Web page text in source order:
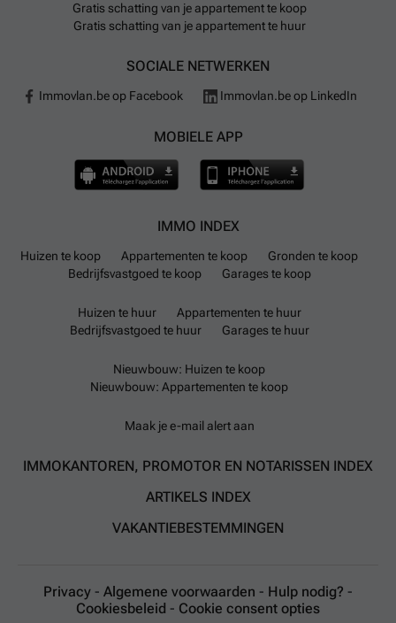
Gratis schatting van je appartement te koop
Gratis schatting van je appartement te huur
SOCIALE NETWERKEN
Immovlan.be op Facebook Immovlan.be op LinkedIn
MOBIELE APP
IMMO INDEX
Huizen te koop Appartementen te koop
Gronden te koop
Bedrijfsvastgoed te koop
Garages te koop
Huizen te huur
Appartementen te huur
Bedrijfsvastgoed te huur
Garages te huur
Nieuwbouw: Huizen te koop
Nieuwbouw: Appartementen te koop
Maak je e-mail alert aan
IMMOKANTOREN, PROMOTOR EN NOTARISSEN INDEX
ARTIKELS INDEX
VAKANTIEBESTEMMINGEN
Privacy - Algemene voorwaarden - Hulp nodig? -
Cookiesbeleid - Cookie consent opties